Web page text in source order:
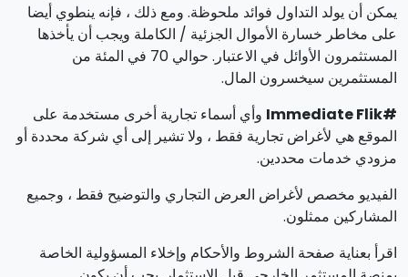
يمكن أن يولد التداول فوائد ملحوظة. ومع ذلك ، فإنه ينطوي أيضا
على مخاطر خسارة الأموال الجزئية / الكاملة ويجب أن يأخذها
المستثمرون الأوائل في الاعتبار. حوالي 70 في المئة من
المستثمرين سيخسرون المال.
#Immediate Flik
وأي أسماء تجارية أخرى مستخدمة على
الموقع هي لأغراض تجارية فقط ، ولا تشير إلى أي شركة محددة أو
مزودي خدمات محددين.
الفيديو مخصص لأغراض العرض التجاري والتوضيح فقط ، وجميع
المشاركين ممثلون.
اقرأ بعناية صفحة الشروط والأحكام وإخلاء المسؤولية الخاصة